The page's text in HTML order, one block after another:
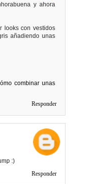
y ahora
looks con vestidos
añadiendo unas
combinar unas
Responder
:)
Responder